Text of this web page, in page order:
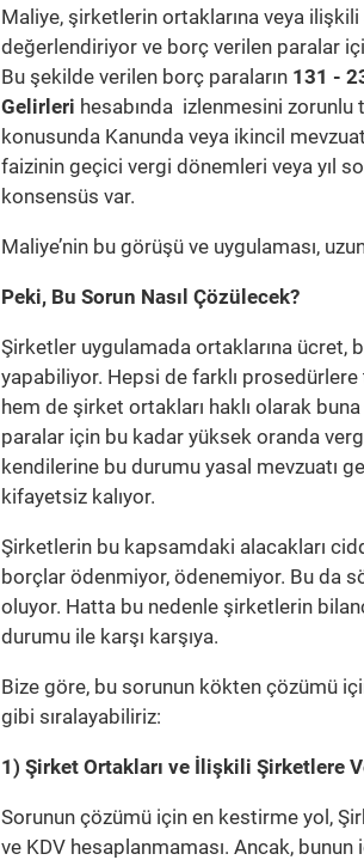
Maliye, şirketlerin ortaklarına veya
değerlendiriyor ve borç verilen paralar
Bu şekilde verilen borç paraların 131 -
Gelirleri hesabında izlenmesini zorunlu
konusunda Kanunda veya ikincil
faizinin geçici vergi dönemleri veya yıl
konsensüs var.
Maliye’nin bu görüşü ve uygulaması,
Peki, Bu Sorun Nasıl Çözülecek?
Şirketler uygulamada ortaklarına ücret,
yapabiliyor. Hepsi de farklı
hem de şirket ortakları haklı olarak
paralar için bu kadar yüksek oranda
kendilerine bu durumu yasal mevzuatı
kifayetsiz kalıyor.
Şirketlerin bu kapsamdaki alacakları
borçlar ödenmiyor, ödenemiyor. Bu da
oluyor. Hatta bu nedenle şirketlerin
durumu ile karşı karşıya.
Bize göre, bu sorunun kökten çözümü
gibi sıralayabiliriz:
1) Şirket Ortakları ve İlişkili Şirketlere
Sorunun çözümü için en kestirme yol,
ve KDV hesaplanmaması. Ancak,